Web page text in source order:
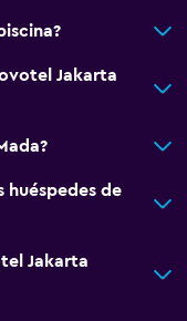
Jakarta
huéspedes de
Jakarta